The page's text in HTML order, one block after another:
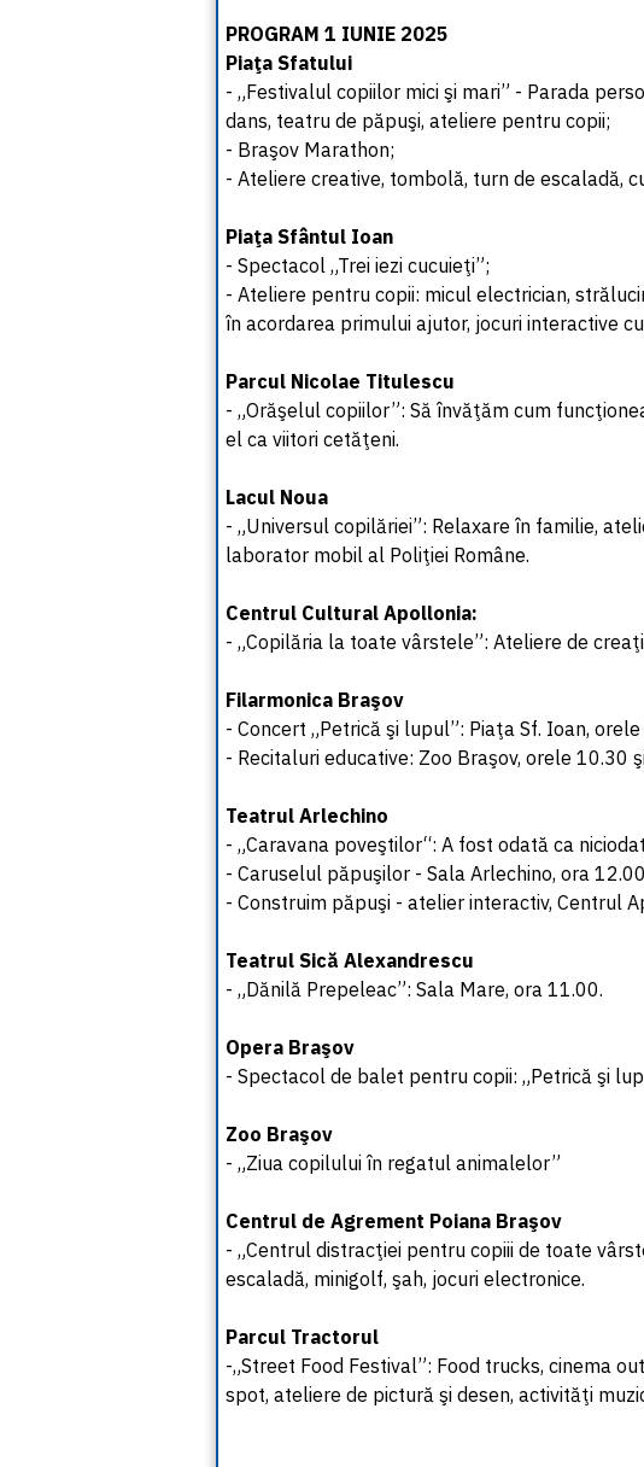
PROGRAM 1 IUNIE 2025
Piaţa Sfatului
- „Festivalul copiilor mici şi mari” - Parada
dans, teatru de păpuşi, ateliere pentru copii;
- Braşov Marathon;
- Ateliere creative, tombolă, turn de escaladă,
Piaţa Sfântul Ioan
- Spectacol „Trei iezi cucuieţi”;
- Ateliere pentru copii: micul electrician,
în acordarea primului ajutor, jocuri interactive
Parcul Nicolae Titulescu
- „Orăşelul copiilor”: Să învăţăm cum
el ca viitori cetăţeni.
Lacul Noua
- „Universul copilăriei”: Relaxare în familie,
laborator mobil al Poliţiei Române.
Centrul Cultural Apollonia:
- „Copilăria la toate vârstele”: Ateliere de
Filarmonica Braşov
- Concert „Petrică şi lupul”: Piaţa Sf. Ioan,
- Recitaluri educative: Zoo Braşov, orele 10.30
Teatrul Arlechino
- „Caravana poveştilor“: A fost odată ca
- Caruselul păpuşilor - Sala Arlechino, ora
- Construim păpuşi - atelier interactiv, Centrul
Teatrul Sică Alexandrescu
- „Dănilă Prepeleac”: Sala Mare, ora 11.00.
Opera Braşov
- Spectacol de balet pentru copii: „Petrică şi
Zoo Braşov
- „Ziua copilului în regatul animalelor”
Centrul de Agrement Poiana Braşov
- „Centrul distracţiei pentru copiii de toate
escaladă, minigolf, şah, jocuri electronice.
Parcul Tractorul
-„Street Food Festival”: Food trucks, cinema
spot, ateliere de pictură şi desen, activităţi